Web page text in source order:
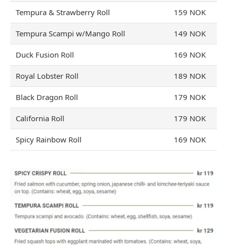
Tempura & Strawberry Roll 159 NOK
Tempura Scampi w/Mango Roll 149 NOK
Duck Fusion Roll 169 NOK
Royal Lobster Roll 189 NOK
Black Dragon Roll 179 NOK
California Roll 179 NOK
Spicy Rainbow Roll 169 NOK